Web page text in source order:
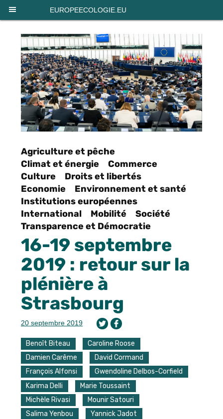
EUROPEECOLOGIE.EU
Agriculture et pêche
Climat et énergie
Commerce
Culture
Droits et libertés
Economie
Environnement et santé
Institutions européennes
International
Mobilité
Société
Transparence et Démocratie
16-19 septembre
2019 : retour sur la
plénière à
Strasbourg
20 septembre 2019
Benoît Biteau
Caroline Roose
Damien Carême
David Cormand
François Alfonsi
Gwendoline Delbos-Corfield
Karima Delli
Marie Toussaint
Michèle Rivasi
Mounir Satouri
Salima Yenbou
Yannick Jadot